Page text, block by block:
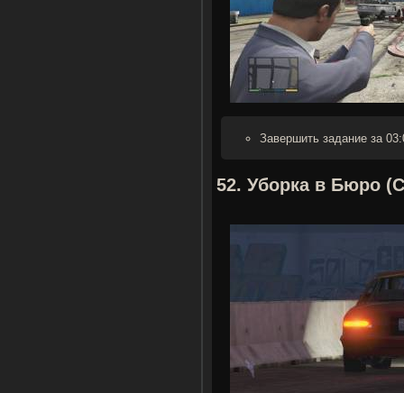
Завершить задание за
52. Уборка в Бюро